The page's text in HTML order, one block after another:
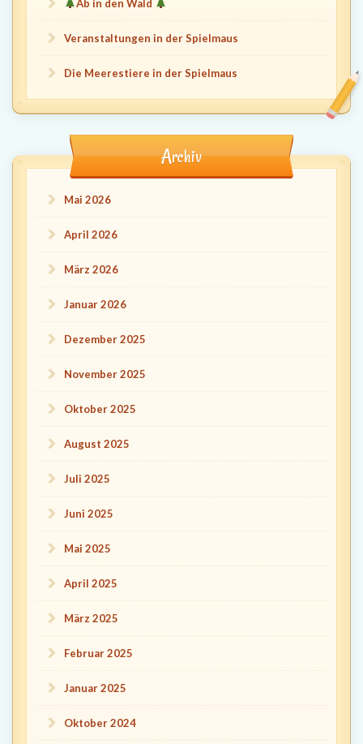
Ab in den Wald
Veranstaltungen in der Spielmaus
Die Meerestiere in der Spielmaus
Archiv
Mai 2026
April 2026
März 2026
Januar 2026
Dezember 2025
November 2025
Oktober 2025
August 2025
Juli 2025
Juni 2025
Mai 2025
April 2025
März 2025
Februar 2025
Januar 2025
Oktober 2024